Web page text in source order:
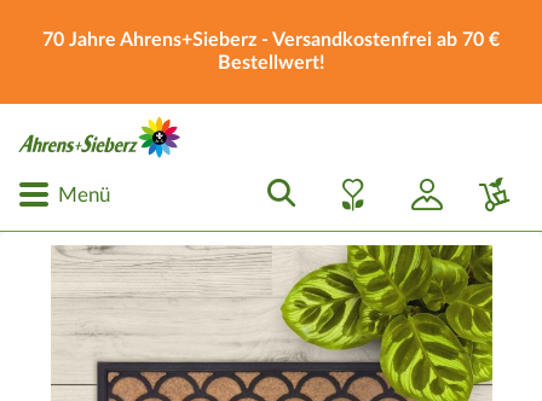
70 Jahre Ahrens+Sieberz - Versandkostenfrei ab 70 €
Bestellwert!
Menü